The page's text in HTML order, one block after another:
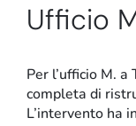
Ufficio
Per l’ufficio M. a
completa di
L’intervento ha